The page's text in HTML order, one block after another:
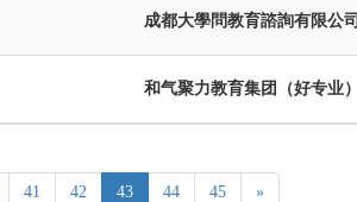
成都大學問教育諮詢有限公司
和气聚力教育集团（好专业）
41 42 43 44 45 »